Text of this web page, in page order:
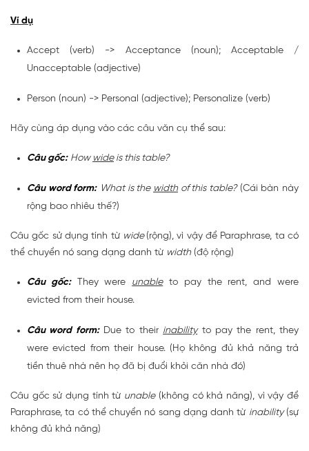
Ví dụ
Accept (verb) -> Acceptance (noun); Acceptable /
Unacceptable (adjective)
Person (noun) -> Personal (adjective); Personalize (verb)
Hãy cùng áp dụng vào các câu văn cụ thể sau:
Câu gốc: How wideis this table?
Câu word form: What is the widthof this table?(Cái bàn này
rộng bao nhiêu thế?)
Câu gốc sử dụng tính từ wide(rộng), vì vậy để Paraphrase, ta có
thể chuyển nó sang dạng danh từ width(độ rộng)
Câu gốc:They were unableto pay the rent, and were
evicted from their house.
Câu word form:Due to their inabilityto pay the rent, they
were evicted from their house. (Họ không đủ khả năng trả
tiền thuê nhà nên họ đã bị đuổi khỏi căn nhà đó)
Câu gốc sử dụng tính từ unable(không có khả năng), vì vậy để
Paraphrase, ta có thể chuyển nó sang dạng danh từ inability(sự
không đủ khả năng)